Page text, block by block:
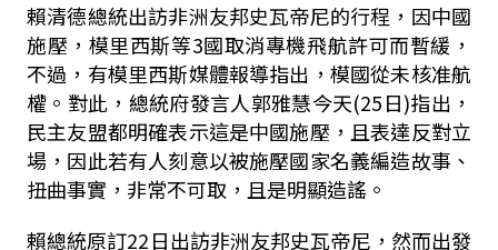
賴清德總統出訪非洲友邦史瓦帝尼的行程，因中國
施壓，模里西斯等3國取消專機飛航許可而暫緩，
不過，有模里西斯媒體報導指出，模國從未核准航
權。對此，總統府發言人郭雅慧今天(25日)指出，
民主友盟都明確表示這是中國施壓，且表達反對立
場，因此若有人刻意以被施壓國家名義編造故事、
扭曲事實，非常不可取，且是明顯造謠。
賴總統原訂22日出訪非洲友邦史瓦帝尼，然而出發